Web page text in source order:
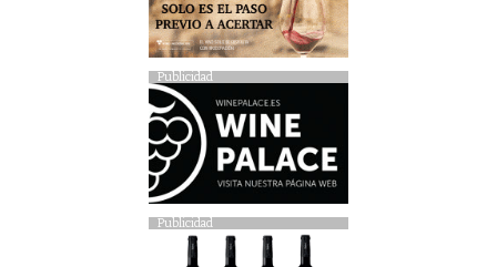
Publicidad
Publicidad